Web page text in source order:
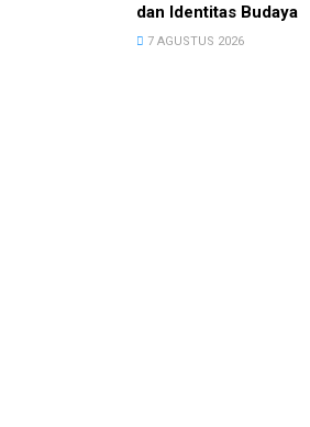
dan Identitas Budaya
7 AGUSTUS 2026